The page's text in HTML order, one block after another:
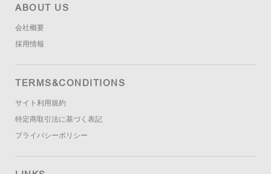
ABOUT US
会社概要
採用情報
TERMS&CONDITIONS
サイト利用規約
特定商取引法に基づく表記
プライバシーポリシー